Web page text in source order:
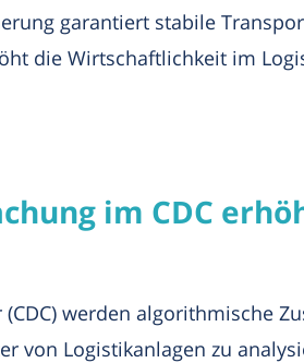
garantiert stabile
die Wirtschaftlichkeit im
im CDC
(CDC) werden algorithmische
von Logistikanlagen zu